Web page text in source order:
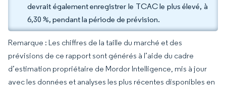
devrait également enregistrer le TCAC le plus élevé, à
6,30 %, pendant la période de prévision.
Remarque : Les chiffres de la taille du marché et des
prévisions de ce rapport sont générés à l’aide du cadre
d’estimation propriétaire de Mordor Intelligence, mis à jour
avec les données et analyses les plus récentes disponibles en